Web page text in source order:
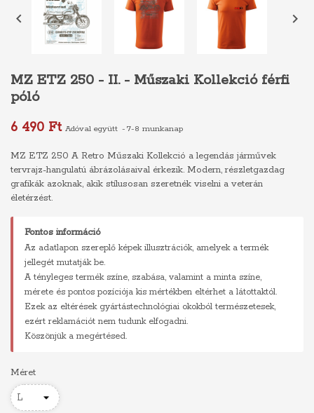
 
MZ ETZ 250 - II. - Műszaki Kollekció férfi
póló
6 490 Ft Adóval együtt 7-8 munkanap
MZ ETZ 250 A Retro Műszaki Kollekció a legendás járművek
tervrajz-hangulatú ábrázolásaival érkezik. Modern, részletgazdag
grafikák azoknak, akik stílusosan szeretnék viselni a veterán
életérzést.
Fontos információ
Az adatlapon szereplő képek illusztrációk, amelyek a termék
jellegét mutatják be.
A tényleges termék színe, szabása, valamint a minta színe,
mérete és pontos pozíciója kis mértékben eltérhet a látottaktól.
Ezek az eltérések gyártástechnológiai okokból természetesek,
ezért reklamációt nem tudunk elfogadni.
Köszönjük a megértésed.
Méret